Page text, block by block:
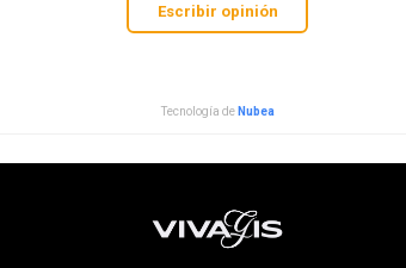
Escribir opinión
Tecnología de Nubea